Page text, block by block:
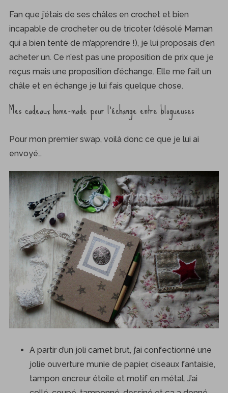
Fan que j’étais de ses châles en crochet et bien
incapable de crocheter ou de tricoter (désolé Maman
qui a bien tenté de m’apprendre !), je lui proposais d’en
acheter un. Ce n’est pas une proposition de prix que je
reçus mais une proposition d’échange. Elle me fait un
châle et en échange je lui fais quelque chose.
Mes cadeaux home-made pour l’échange entre blogueuses
Pour mon premier swap, voilà donc ce que je lui ai
envoyé…
A partir d’un joli carnet brut, j’ai confectionné une
jolie ouverture munie de papier, ciseaux fantaisie,
tampon encreur étoile et motif en métal. J’ai